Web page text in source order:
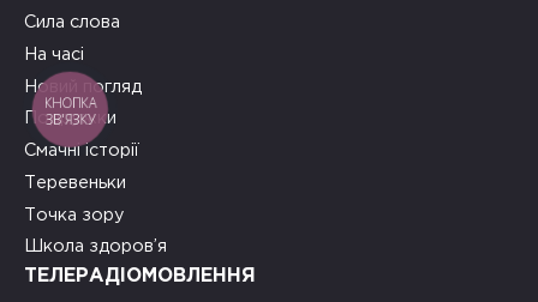
Сила слова
На часі
Новий погляд
Подружки
Смачні історії
Теревеньки
Точка зору
Школа здоров’я
ТЕЛЕРАДІОМОВЛЕННЯ
КНОПКА
ЗВ'ЯЗКУ